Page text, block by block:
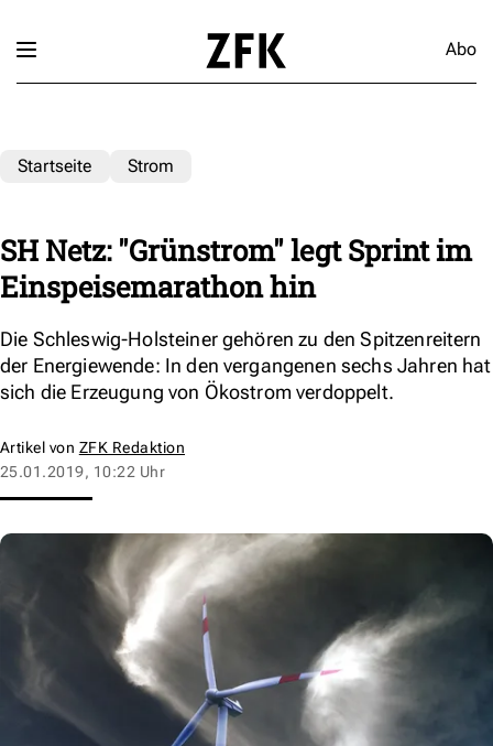
Abo
Startseite Strom
SH Netz: "Grünstrom" legt Sprint im
Einspeisemarathon hin
Die Schleswig-Holsteiner gehören zu den Spitzenreitern
der Energiewende: In den vergangenen sechs Jahren hat
sich die Erzeugung von Ökostrom verdoppelt.
Artikel von ZFK Redaktion
25.01.2019, 10:22 Uhr